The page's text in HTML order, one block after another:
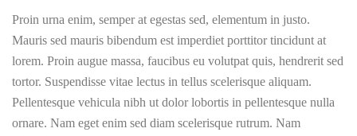
Proin urna enim, semper at egestas sed, elementum in justo.
Mauris sed mauris bibendum est imperdiet porttitor tincidunt at
lorem. Proin augue massa, faucibus eu volutpat quis, hendrerit sed
tortor. Suspendisse vitae lectus in tellus scelerisque aliquam.
Pellentesque vehicula nibh ut dolor lobortis in pellentesque nulla
ornare. Nam eget enim sed diam scelerisque rutrum. Nam